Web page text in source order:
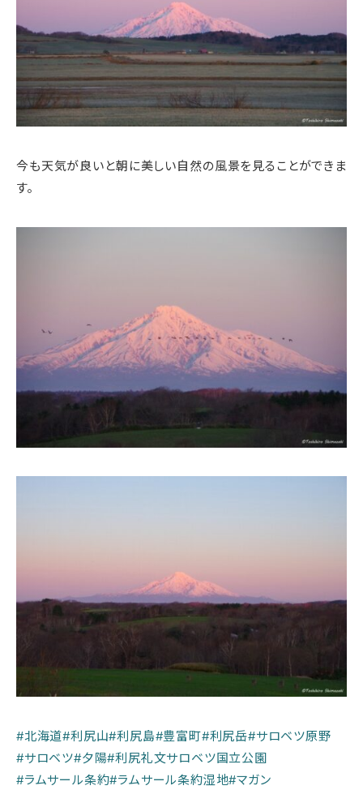
今も天気が良いと朝に美しい自然の風景を見ることができま
す。
#北海道#利尻山#利尻島#豊富町#利尻岳#サロベツ原野
#サロベツ#夕陽#利尻礼文サロベツ国立公園
#ラムサール条約#ラムサール条約湿地#マガン